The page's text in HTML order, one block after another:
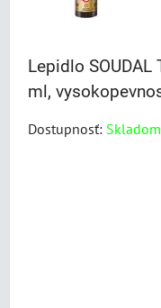
Lepidlo SOUDAL
ml,
Dostupnosť: